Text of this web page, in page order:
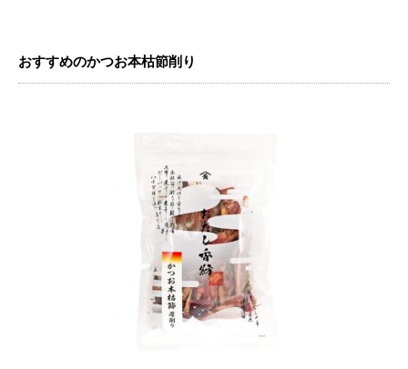
おすすめのかつお本枯節削り